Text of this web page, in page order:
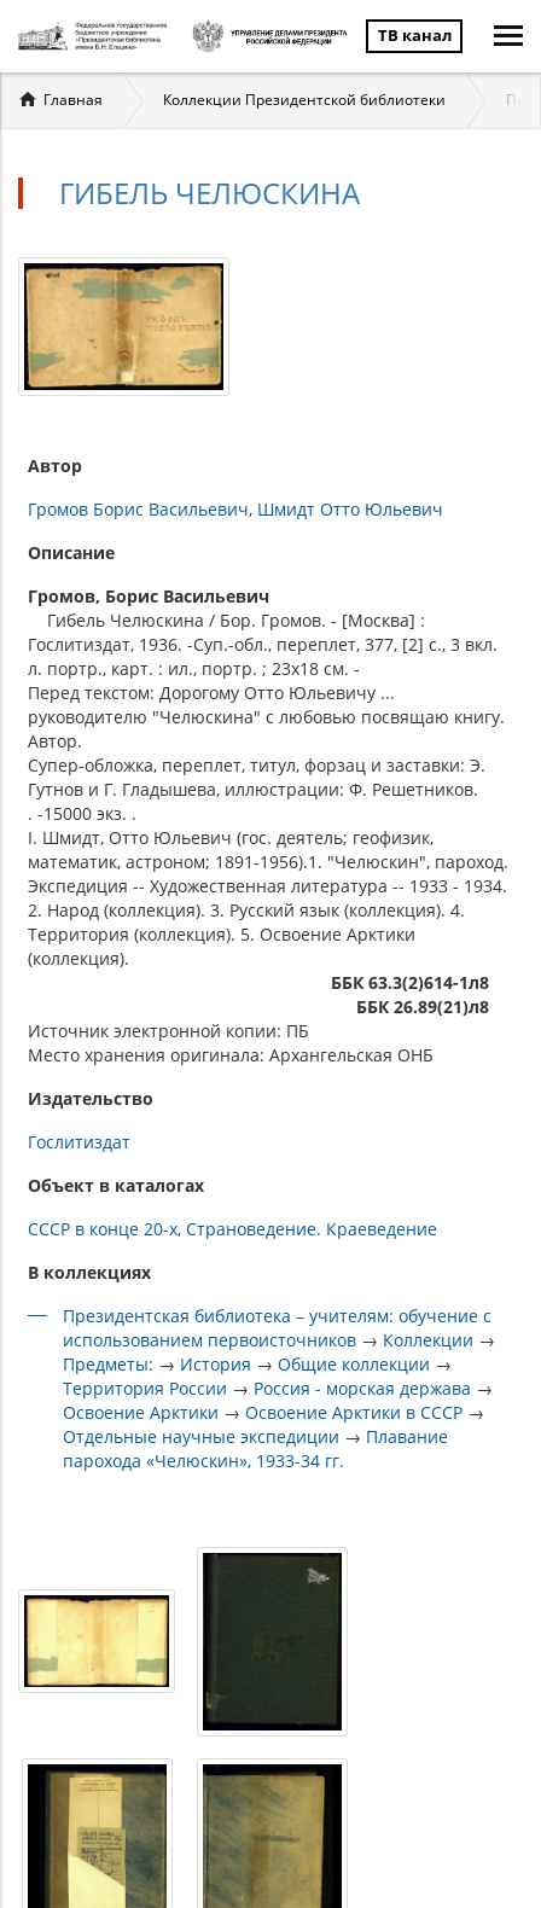
ТВ канал
Вы
здесь
Главная Коллекции Президентской библиотеки
ГИБЕЛЬ ЧЕЛЮСКИНА
Автор
Громов Борис Васильевич Шмидт Отто Юльевич
Описание
Громов, Борис Васильевич
Гибель Челюскина / Бор. Громов. - [Москва] :
Гослитиздат, 1936. -Суп.-обл., переплет, 377, [2] с., 3 вкл.
л. портр., карт. : ил., портр. ; 23х18 см. -
Перед текстом: Дорогому Отто Юльевичу ...
руководителю "Челюскина" с любовью посвящаю книгу.
Автор.
Супер-обложка, переплет, титул, форзац и заставки: Э.
Гутнов и Г. Гладышева, иллюстрации: Ф. Решетников.
. -15000 экз. .
I. Шмидт, Отто Юльевич (гос. деятель; геофизик,
математик, астроном; 1891-1956).1. "Челюскин", пароход.
Экспедиция -- Художественная литература -- 1933 - 1934.
2. Народ (коллекция). 3. Русский язык (коллекция). 4.
Территория (коллекция). 5. Освоение Арктики
(коллекция).
ББК 63.3(2)614-1л8
ББК 26.89(21)л8
Источник электронной копии: ПБ
Место хранения оригинала: Архангельская ОНБ
Издательство
Гослитиздат
Объект в каталогах
СССР в конце 20-х Страноведение. Краеведение
В коллекциях
Президентская библиотека – учителям: обучение с
использованием первоисточников → Коллекции →
Предметы: → История →Общие коллекции →
Территория России → Россия - морская держава →
Освоение Арктики →Освоение Арктики в СССР →
Отдельные научные экспедиции → Плавание
парохода «Челюскин», 1933-34 гг.